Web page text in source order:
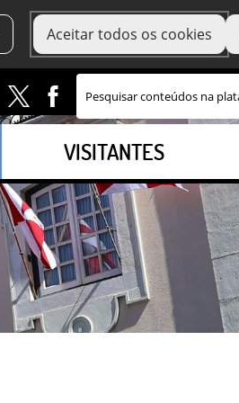
Aceitar todos os cookies
VISITANTES